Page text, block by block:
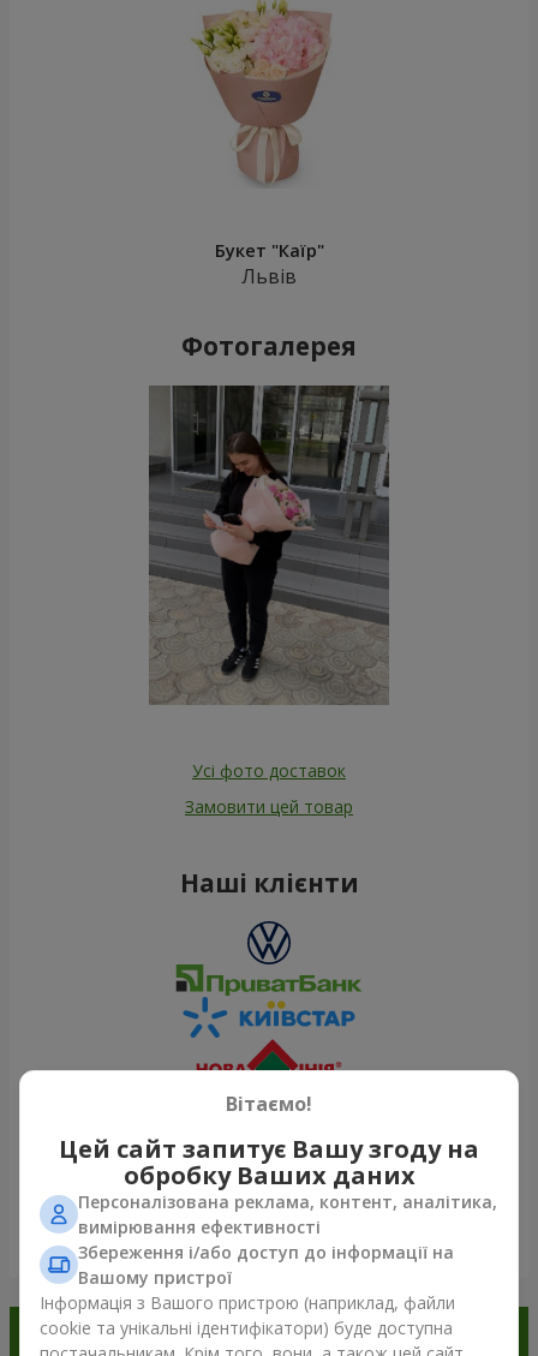
Букет "Каїр"
Львів
Фотогалерея
Усі фото доставок
Замовити цей товар
Наші клієнти
Переглянути все
Замовляйте в додатку
Вітаємо!
Цей сайт запитує Вашу згоду на
обробку Ваших даних
Персоналізована реклама, контент, аналітика,
вимірювання ефективності
Збереження і/або доступ до інформації на
Вашому пристрої
Інформація з Вашого пристрою (наприклад, файли
cookie та унікальні ідентифікатори) буде доступна